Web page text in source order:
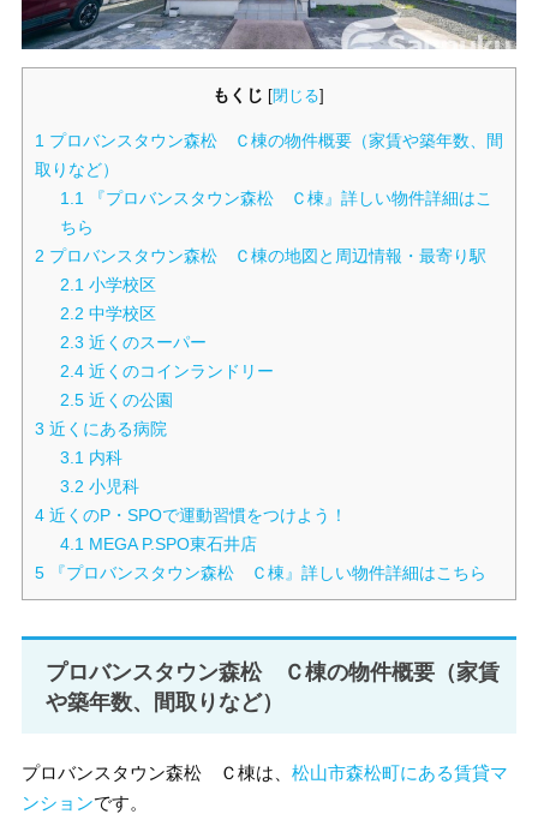
もくじ [閉じる]
1 プロバンスタウン森松 Ｃ棟の物件概要（家賃や築年数、間
取りなど）
1.1
『プロバンスタウン森松 Ｃ棟』詳しい物件詳細はこ
ちら
2 プロバンスタウン森松 Ｃ棟の地図と周辺情報・最寄り駅
2.1 小学校区
2.2 中学校区
2.3 近くのスーパー
2.4 近くのコインランドリー
2.5 近くの公園
3 近くにある病院
3.1 内科
3.2 小児科
4近くのP・SPOで運動習慣をつけよう！
4.1 MEGA P.SPO東石井店
5『プロバンスタウン森松 Ｃ棟』詳しい物件詳細はこちら
プロバンスタウン森松 Ｃ棟の物件概要（家賃
や築年数、間取りなど）
プロバンスタウン森松 Ｃ棟は、 松山市森松町にある賃貸マ
ンションです。